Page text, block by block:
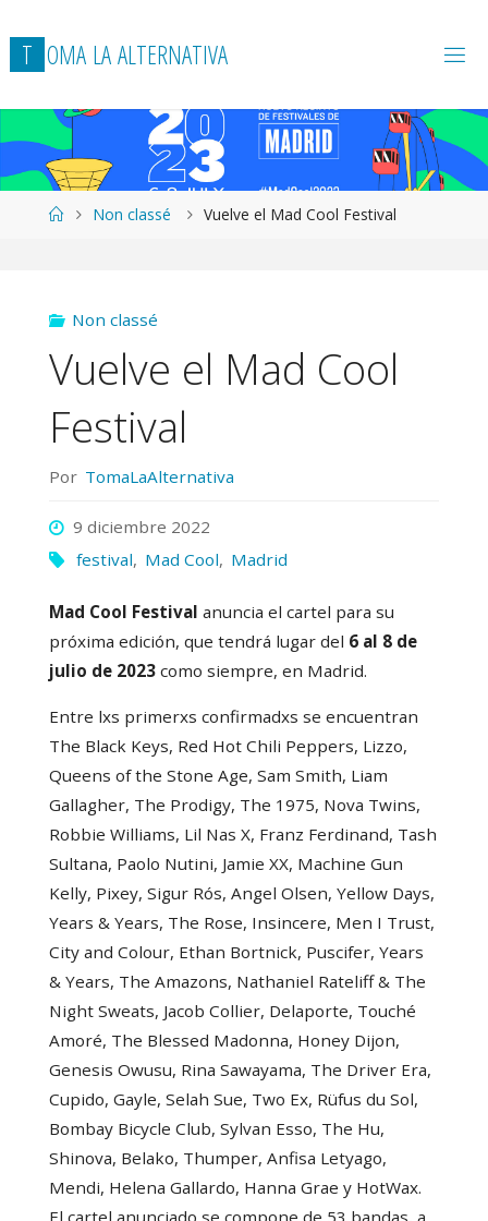
T OMA LAALTERNATIVA
PáginaNon classé Vuelve el Mad Cool Festival
Non classé
Vuelve el Mad Cool
Festival
Por TomaLaAlternativa
9 diciembre 2022
festival, Mad Cool, Madrid
Mad Cool Festival anuncia el cartel para su
próxima edición, que tendrá lugar del 6 al 8 de
julio de 2023como siempre, en Madrid.
Entre lxs primerxs confirmadxs se encuentran
The Black Keys, Red Hot Chili Peppers, Lizzo,
Queens of the Stone Age, Sam Smith, Liam
Gallagher, The Prodigy, The 1975, Nova Twins,
Robbie Williams, Lil Nas X, Franz Ferdinand, Tash
Sultana, Paolo Nutini, Jamie XX, Machine Gun
Kelly, Pixey, Sigur Rós, Angel Olsen, Yellow Days,
Years & Years, The Rose, Insincere, Men I Trust,
City and Colour, Ethan Bortnick, Puscifer, Years
& Years, The Amazons, Nathaniel Rateliff & The
Night Sweats, Jacob Collier, Delaporte, Touché
Amoré, The Blessed Madonna, Honey Dijon,
Genesis Owusu, Rina Sawayama, The Driver Era,
Cupido, Gayle, Selah Sue, Two Ex, Rüfus du Sol,
Bombay Bicycle Club, Sylvan Esso, The Hu,
Shinova, Belako, Thumper, Anfisa Letyago,
Mendi, Helena Gallardo, Hanna Grae y HotWax.